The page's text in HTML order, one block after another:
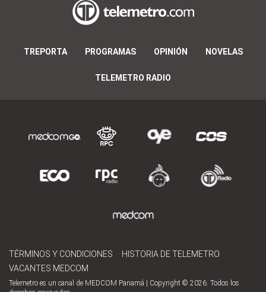
TREPORTA PROGRAMAS OPINIÓN NOVELAS
TELEMETRO RADIO
TÉRMINOS Y CONDICIONES
HISTORIA DE TELEMETRO
VACANTES MEDCOM
Telemetro es un canal de MEDCOM Panamá | Copyright © 2026. Todos los